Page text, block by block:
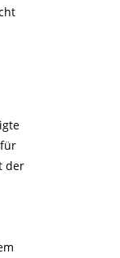
der